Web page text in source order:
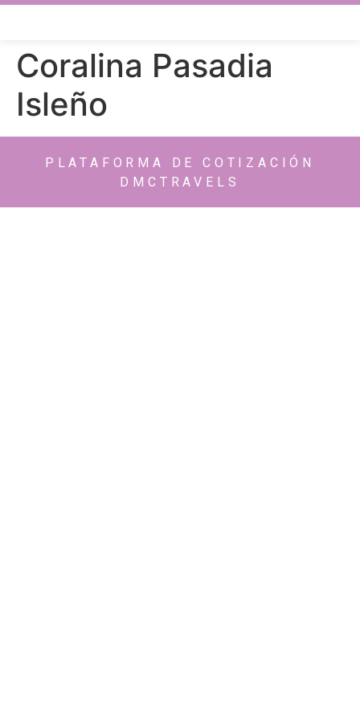
Coralina Pasadia
Isleño
PLATAFORMA DE COTIZACIÓN
DMCTRAVELS